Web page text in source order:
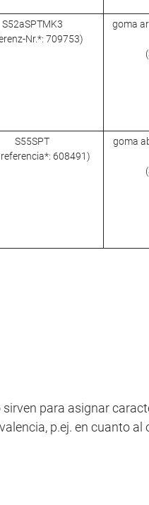
S52aSPTMK3
Nr.*: 709753)
goma
S55SPT
referencia*: 608491)
goma
para asignar
p.ej. en cuanto